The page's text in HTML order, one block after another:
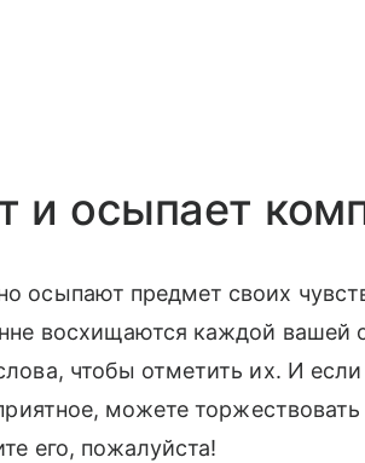
и осыпает
осыпают предмет своих
восхищаются каждой вашей
чтобы отметить их. И
можете
его, пожалуйста!